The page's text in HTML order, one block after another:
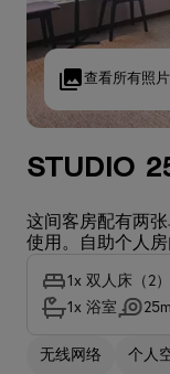
查看所有照片
Studio
这间客房配有两
使用。自助个人房
1x 双人床（2
1x 浴室
无线网络 个人